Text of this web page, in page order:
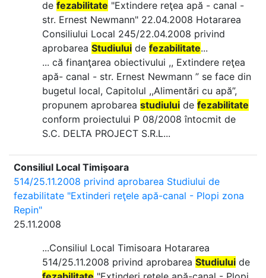
de fezabilitate "Extindere reţea apă - canal -
str. Ernest Newmann" 22.04.2008 Hotararea
Consiliului Local 245/22.04.2008 privind
aprobarea Studiului de fezabilitate...
... că finanţarea obiectivului ,, Extindere reţea
apă- canal - str. Ernest Newmann ” se face din
bugetul local, Capitolul ,,Alimentări cu apă”,
propunem aprobarea studiului de fezabilitate
conform proiectului P 08/2008 întocmit de
S.C. DELTA PROJECT S.R.L...
Consiliul Local Timișoara
514/25.11.2008 privind aprobarea Studiului de
fezabilitate "Extinderi reţele apă-canal - Plopi zona
Repin"
25.11.2008
...Consiliul Local Timisoara Hotararea
514/25.11.2008 privind aprobarea Studiului de